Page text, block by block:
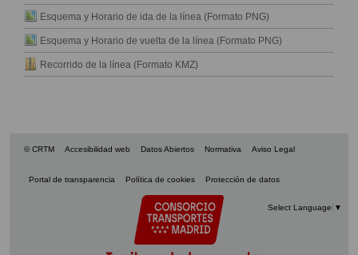
Esquema y Horario de ida de la línea (Formato PNG)
Esquema y Horario de vuelta de la línea (Formato PNG)
Recorrido de la línea (Formato KMZ)
© CRTM Accesibilidad web Datos Abiertos Normativa Aviso Legal
Portal de transparencia Política de cookies Protección de datos
Select Language ▼